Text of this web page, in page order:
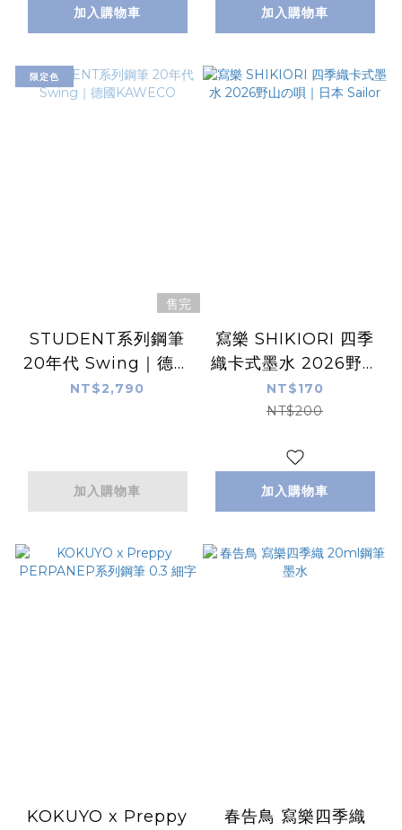
加入購物車 加入購物車
限定色
售完
STUDENT系列鋼筆
20年代 Swing｜德國
KAWECO
NT$2,790
加入購物車
寫樂 SHIKIORI 四季
織卡式墨水 2026野山
の唄｜日本 Sailor
NT$170
NT$200
加入購物車
KOKUYO x Preppy
春告鳥 寫樂四季織